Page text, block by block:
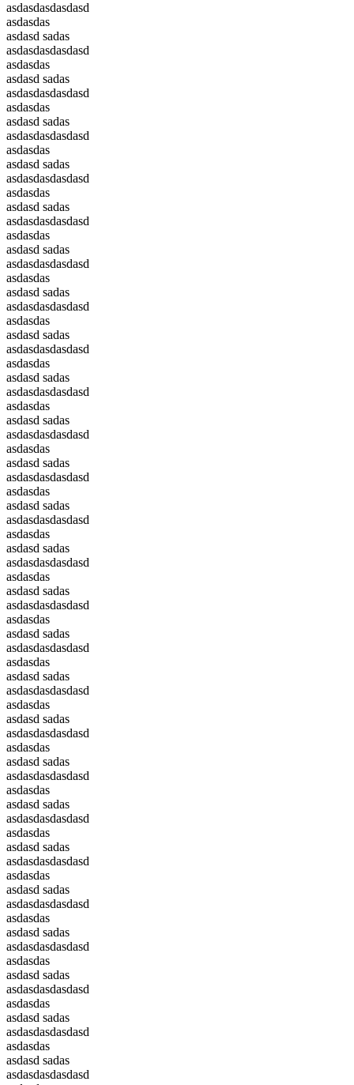
asdasdasdasdasd
asdasdas
asdasd sadas
asdasdasdasdasd
asdasdas
asdasd sadas
asdasdasdasdasd
asdasdas
asdasd sadas
asdasdasdasdasd
asdasdas
asdasd sadas
asdasdasdasdasd
asdasdas
asdasd sadas
asdasdasdasdasd
asdasdas
asdasd sadas
asdasdasdasdasd
asdasdas
asdasd sadas
asdasdasdasdasd
asdasdas
asdasd sadas
asdasdasdasdasd
asdasdas
asdasd sadas
asdasdasdasdasd
asdasdas
asdasd sadas
asdasdasdasdasd
asdasdas
asdasd sadas
asdasdasdasdasd
asdasdas
asdasd sadas
asdasdasdasdasd
asdasdas
asdasd sadas
asdasdasdasdasd
asdasdas
asdasd sadas
asdasdasdasdasd
asdasdas
asdasd sadas
asdasdasdasdasd
asdasdas
asdasd sadas
asdasdasdasdasd
asdasdas
asdasd sadas
asdasdasdasdasd
asdasdas
asdasd sadas
asdasdasdasdasd
asdasdas
asdasd sadas
asdasdasdasdasd
asdasdas
asdasd sadas
asdasdasdasdasd
asdasdas
asdasd sadas
asdasdasdasdasd
asdasdas
asdasd sadas
asdasdasdasdasd
asdasdas
asdasd sadas
asdasdasdasdasd
asdasdas
asdasd sadas
asdasdasdasdasd
asdasdas
asdasd sadas
asdasdasdasdasd